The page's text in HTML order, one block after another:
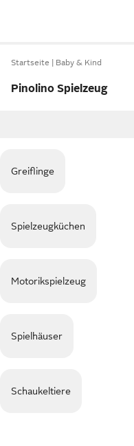
Startseite Baby & Kind
Pinolino Spielzeug
Greiflinge
Spielzeugküchen
Motorikspielzeug
Spielhäuser
Schaukeltiere